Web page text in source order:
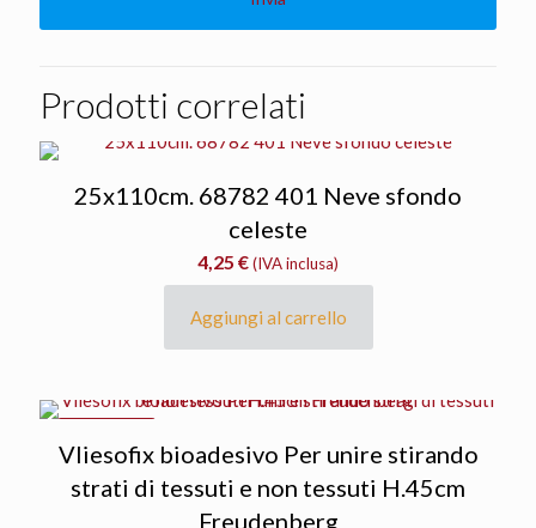
Prodotti correlati
25x110cm. 68782 401 Neve sfondo
celeste
4,25 €(IVA inclusa)
Aggiungi al carrello
Vliesofix bioadesivo Per unire stirando
strati di tessuti e non tessuti H.45cm
Freudenberg